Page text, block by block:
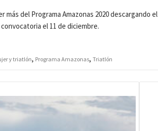
más del Programa Amazonas 2020 descargando el
el 11 de diciembre.
y triatlón, Programa Amazonas, Triatlón